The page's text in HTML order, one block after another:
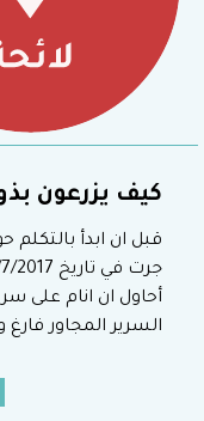
كيف يزرعون
قبل ان ابدأ بالتكلم
أحاول ان انام على
السرير المجاور